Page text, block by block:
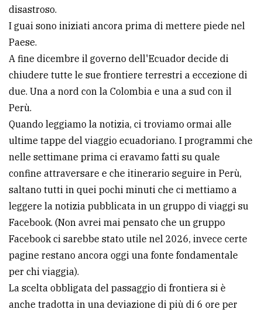
disastroso.
I guai sono iniziati ancora prima di mettere piede nel
Paese.
A fine dicembre il governo dell'Ecuador decide di
chiudere tutte le sue frontiere terrestri a eccezione di
due. Una a nord con la Colombia e una a sud con il
Perù.
Quando leggiamo la notizia, ci troviamo ormai alle
ultime tappe del viaggio ecuadoriano. I programmi che
nelle settimane prima ci eravamo fatti su quale
confine attraversare e che itinerario seguire in Perù,
saltano tutti in quei pochi minuti che ci mettiamo a
leggere la notizia pubblicata in un gruppo di viaggi su
Facebook. (Non avrei mai pensato che un gruppo
Facebook ci sarebbe stato utile nel 2026, invece certe
pagine restano ancora oggi una fonte fondamentale
per chi viaggia).
La scelta obbligata del passaggio di frontiera si è
anche tradotta in una deviazione di più di 6 ore per